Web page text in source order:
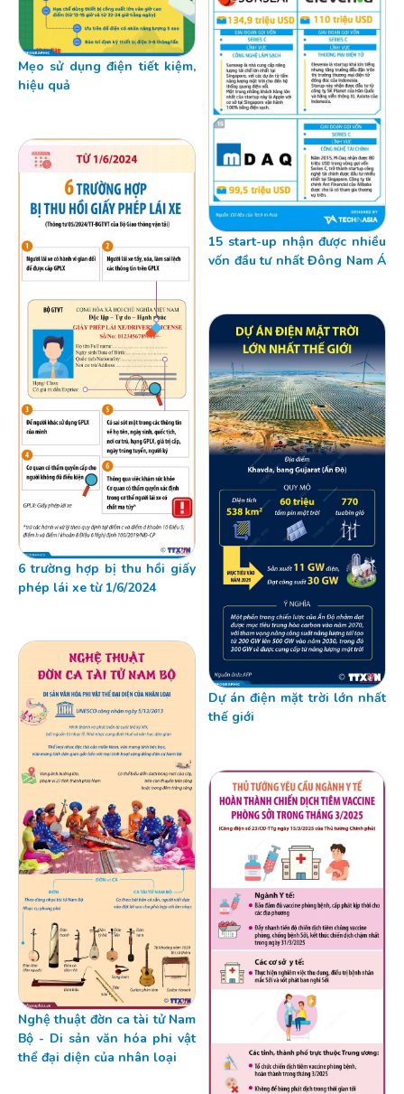
Mẹo sử dụng điện tiết kiệm,
hiệu quả
6 trường hợp bị thu hồi giấy
phép lái xe từ 1/6/2024
Nghệ thuật đờn ca tài tử Nam
Bộ - Di sản văn hóa phi vật
thể đại diện của nhân loại
15 start-up nhận được nhiều
vốn đầu tư nhất Đông Nam Á
Dự án điện mặt trời lớn nhất
thế giới